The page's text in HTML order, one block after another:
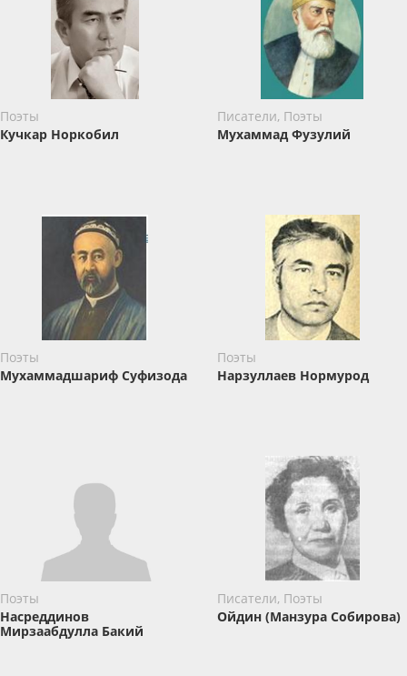
Поэты
Кучкар Норкобил
Писатели, Поэты
Мухаммад Фузулий
Поэты
Мухаммадшариф Суфизода
Поэты
Нарзуллаев Нормурод
Поэты
Насреддинов
Мирзаабдулла Бакий
Писатели, Поэты
Ойдин (Манзура Собирова)